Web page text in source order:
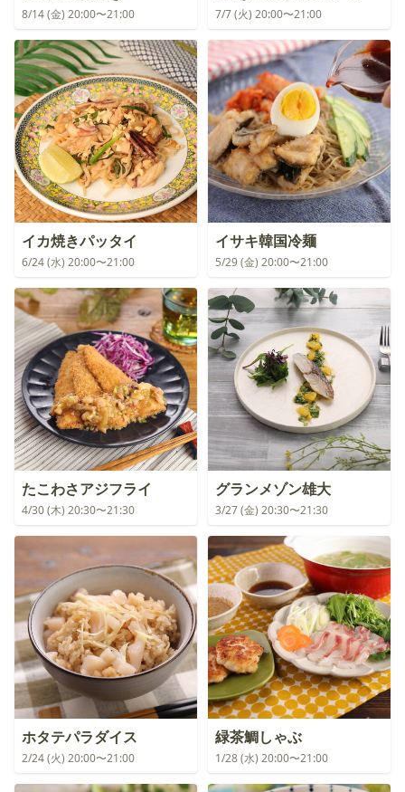
8/14 (金) 20:00〜21:00 7/7 (火) 20:00〜21:00
イカ焼きパッタイ
6/24 (水) 20:00〜21:00
イサキ韓国冷麺
5/29 (金) 20:00〜21:00
たこわさアジフライ
4/30 (木) 20:30〜21:30
グランメゾン雄大
3/27 (金) 20:30〜21:30
ホタテパラダイス
2/24 (火) 20:00〜21:00
緑茶鯛しゃぶ
1/28 (水) 20:00〜21:00